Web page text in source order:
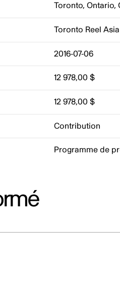
Toronto, Ontario,
Toronto Reel
2016-07-06
12 978,00 $
12 978,00 $
Contribution
Programme de